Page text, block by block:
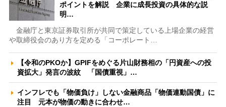
ポイントを解説 企業に成長投資の具体的な説
明…
金融庁と東京証券取引所が共同で策定している上場企業の経営
や取締役会のあり方を定める「コーポレート…
【令和のPKOか】GPIFをめぐる片山財務相の「円資産への投
資拡大」発言の波紋 「国債重視」…
インフレでも「物価負け」しない金融商品「物価連動国債」に
注目 元本が物価の動きに合わせ…